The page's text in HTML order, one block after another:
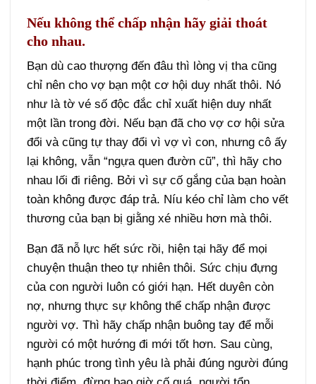
Nếu không thể chấp nhận hãy giải thoát
cho nhau.
Bạn dù cao thượng đến đâu thì lòng vị tha cũng
chỉ nên cho vợ bạn một cơ hội duy nhất thôi. Nó
như là tờ vé số độc đắc chỉ xuất hiện duy nhất
một lần trong đời. Nếu bạn đã cho vợ cơ hội sửa
đổi và cũng tự thay đổi vì vợ vì con, nhưng cô ấy
lại không, vẫn “ngựa quen đườn cũ”, thì hãy cho
nhau lối đi riêng. Bởi vì sự cố gắng của bạn hoàn
toàn không được đáp trả. Níu kéo chỉ làm cho vết
thương của bạn bị giằng xé nhiều hơn mà thôi.
Bạn đã nỗ lực hết sức rồi, hiện tại hãy để mọi
chuyện thuận theo tự nhiên thôi. Sức chịu đựng
của con người luôn có giới hạn. Hết duyên còn
nợ, nhưng thực sự không thể chấp nhận được
người vợ. Thì hãy chấp nhận buông tay để mỗi
người có một hướng đi mới tốt hơn. Sau cùng,
hạnh phúc trong tình yêu là phải đúng người đúng